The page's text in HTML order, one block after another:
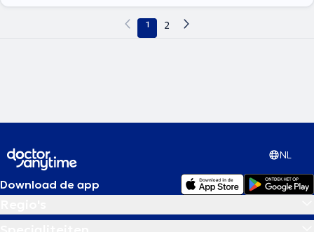
1 2
NL
Download de app